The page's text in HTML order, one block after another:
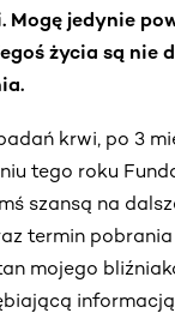
Mogę jedynie
życia są nie
krwi, po 3
tego roku
szansą na
termin
mojego